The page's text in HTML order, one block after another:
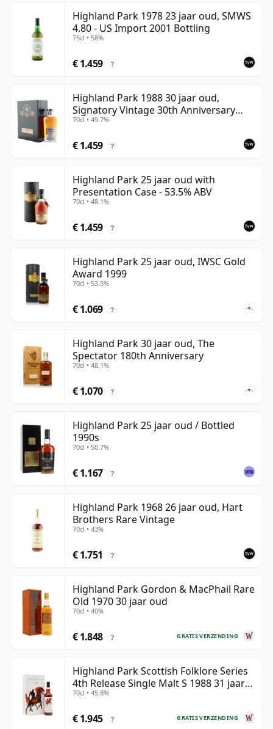
Highland Park 1978 23 jaar oud, SMWS
4.80 - US Import 2001 Bottling
75cl • 58%
€ 1.459 ?
Highland Park 1988 30 jaar oud,
Signatory Vintage 30th Anniversary
2018
70cl • 49.7%
€ 1.459 ?
Highland Park 25 jaar oud with
Presentation Case - 53.5% ABV
70cl • 48.1%
€ 1.459 ?
Highland Park 25 jaar oud, IWSC Gold
Award 1999
70cl • 53.5%
€ 1.069 ?
Highland Park 30 jaar oud, The
Spectator 180th Anniversary
70cl • 48.1%
€ 1.070 ?
Highland Park 25 jaar oud / Bottled
1990s
70cl • 50.7%
€ 1.167 ?
Highland Park 1968 26 jaar oud, Hart
Brothers Rare Vintage
70cl • 43%
€ 1.751 ?
Highland Park Gordon & MacPhail Rare
Old 1970 30 jaar oud
70cl • 40%
GRATIS VERZENDING
€ 1.848 ?
Highland Park Scottish Folklore Series
4th Release Single Malt S 1988 31 jaar
oud
70cl • 45.8%
GRATIS VERZENDING
€ 1.945 ?